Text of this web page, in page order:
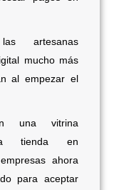
artesanas
mucho más
al empezar el
una vitrina
tienda en
ahora
para aceptar